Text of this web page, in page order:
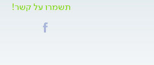
תשמרו על קשר!